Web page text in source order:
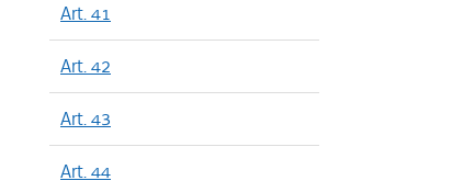
Art. 41
Art. 42
Art. 43
Art. 44